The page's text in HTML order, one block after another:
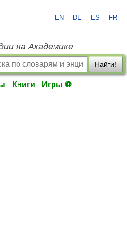
EN DE ES FR
на Академике
Найти!
Книги Игры ⚽